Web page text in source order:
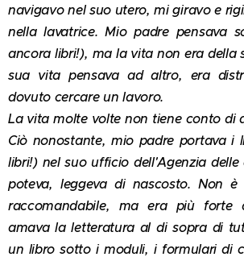
navigavo nel suo utero, mi giravo e
nella lavatrice. Mio padre pensava
ancora libri!), ma la vita non era della
sua vita pensava ad altro, era
dovuto cercare un lavoro.
La vita molte volte non tiene conto di
Ciò nonostante, mio padre portava i
libri!) nel suo ufficio dell'Agenzia
poteva, leggeva di nascosto. Non
raccomandabile, ma era più forte
amava la letteratura al di sopra di
un libro sotto i moduli, i formulari di